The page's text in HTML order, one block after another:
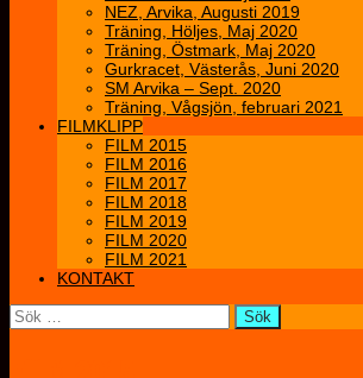
NEZ, Arvika, Augusti 2019
Träning, Höljes, Maj 2020
Träning, Östmark, Maj 2020
Gurkracet, Västerås, Juni 2020
SM Arvika – Sept. 2020
Träning, Vågsjön, februari 2021
FILMKLIPP
FILM 2015
FILM 2016
FILM 2017
FILM 2018
FILM 2019
FILM 2020
FILM 2021
KONTAKT
Sök
efter: